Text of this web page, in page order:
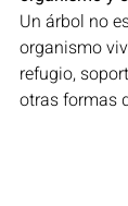
Un árbol no
organismo
refugio,
otras formas